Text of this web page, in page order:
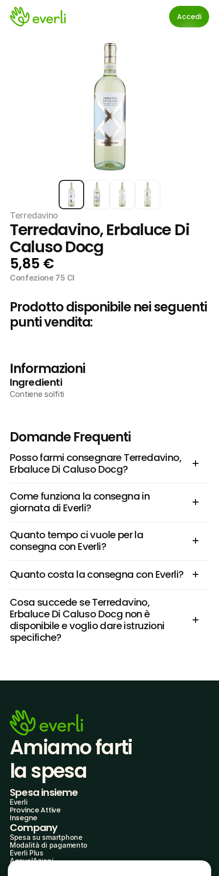
Accedi
Terredavino
Terredavino, Erbaluce Di
Caluso Docg
5,85 €
Confezione 75 Cl
Prodotto disponibile nei seguenti
punti vendita:
Informazioni
Ingredienti
Contiene solfiti
Domande Frequenti
Posso farmi consegnare Terredavino,
Erbaluce Di Caluso Docg?
Come funziona la consegna in
giornata di Everli?
Quanto tempo ci vuole per la
consegna con Everli?
Quanto costa la consegna con Everli?
Cosa succede se Terredavino,
Erbaluce Di Caluso Docg non è
disponibile e voglio dare istruzioni
specifiche?
Amiamo farti
la spesa
Spesa insieme
Everli
Province Attive
Insegne
Company
Spesa su smartphone
Modalità di pagamento
Everli Plus
AgevolAzioni